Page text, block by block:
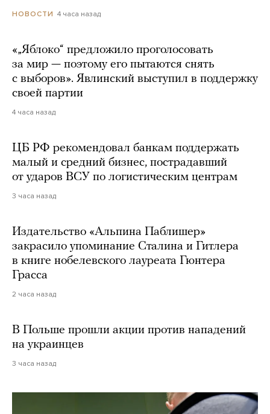
НОВОСТИ 4 часа назад
«„Яблоко“ предложило проголосовать
за мир — поэтому его пытаются снять
с выборов». Явлинский выступил в поддержку
своей партии
4 часа назад
ЦБ РФ рекомендовал банкам поддержать
малый и средний бизнес, пострадавший
от ударов ВСУ по логистическим центрам
3 часа назад
Издательство «Альпина Паблишер»
закрасило упоминание Сталина и Гитлера
в книге нобелевского лауреата Гюнтера
Грасса
2 часа назад
В Польше прошли акции против нападений
на украинцев
3 часа назад